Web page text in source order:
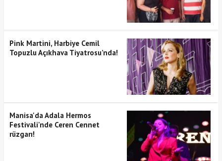
Pink Martini, Harbiye Cemil
Topuzlu Açıkhava Tiyatrosu’nda!
Manisa'da Adala Hermos
Festivali'nde Ceren Cennet
rüzgarı!